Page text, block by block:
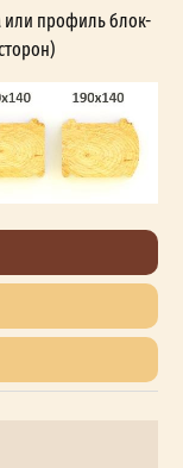
профиль блок-